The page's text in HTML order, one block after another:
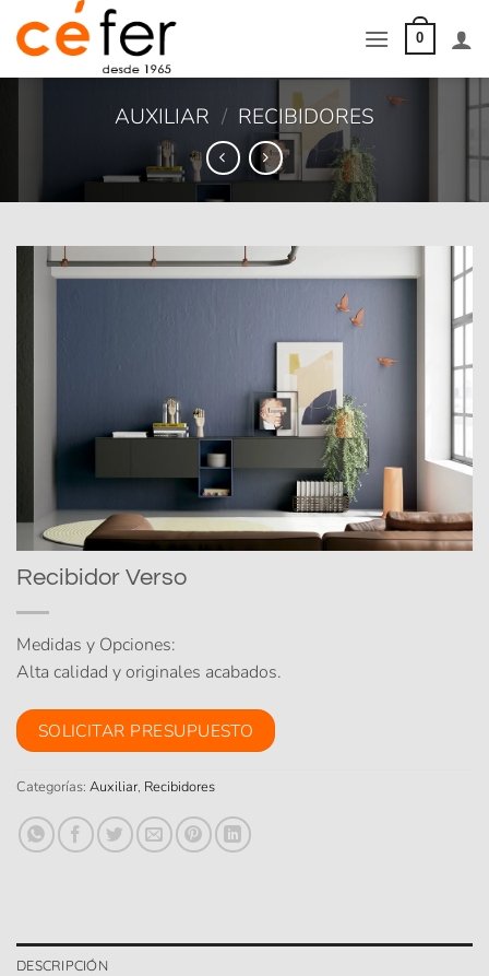
0
AUXILIAR / RECIBIDORES
Recibidor Verso
Medidas y Opciones:
Alta calidad y originales acabados.
SOLICITAR PRESUPUESTO
Categorías: Auxiliar, Recibidores
DESCRIPCIÓN